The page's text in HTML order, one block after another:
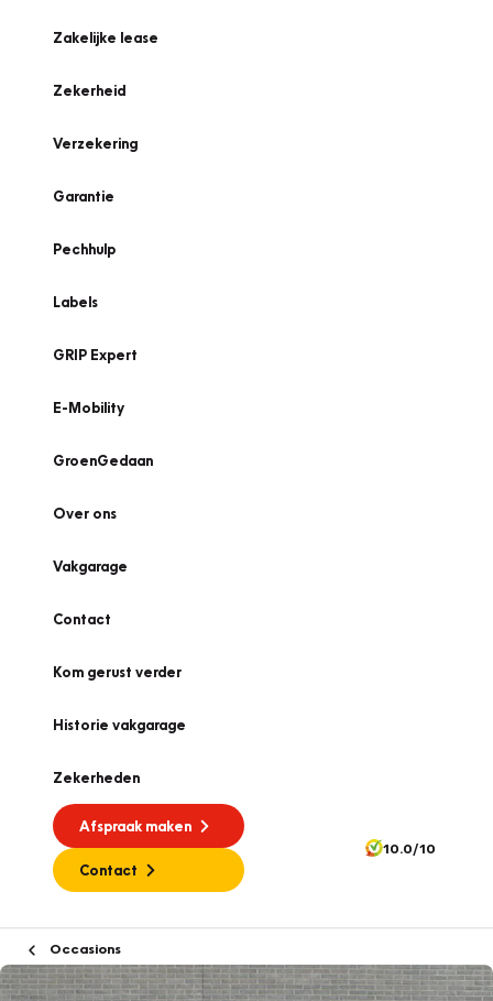
Zakelijke lease
Zekerheid
Verzekering
Garantie
Pechhulp
Labels
GRIP Expert
E-Mobility
GroenGedaan
Over ons
Vakgarage
Contact
Kom gerust verder
Historie vakgarage
Zekerheden
Afspraak maken
Contact
10.0/10
Occasions